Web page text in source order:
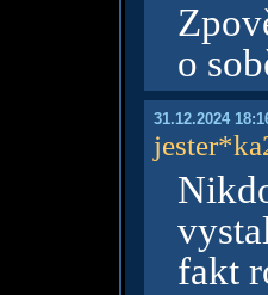
o
31.12.2024
fakt